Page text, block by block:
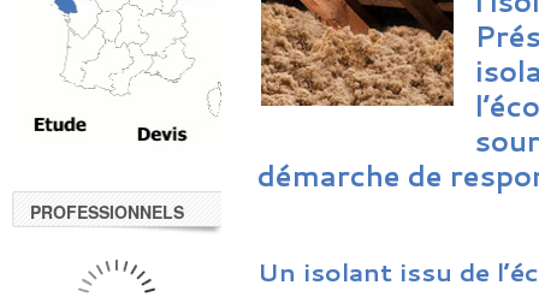
démarche de
Un isolant issu de
PROFESSIONNELS